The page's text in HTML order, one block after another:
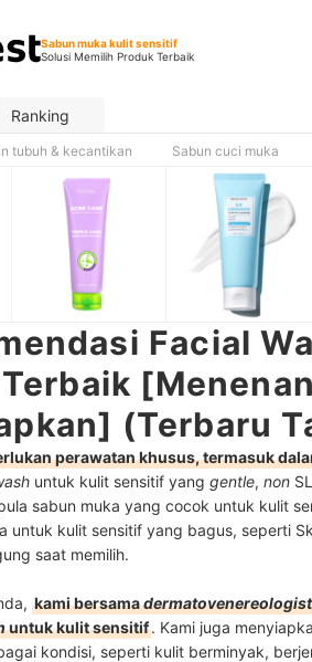
Sabun muka kulit sensitif
Solusi Memilih Produk Terbaik
Ranking
tubuh & kecantikan Sabun cuci muka
Facial
(Terbaru
perawatan khusus, termasuk
untuk kulit sensitif yang gentle, non
sabun muka yang cocok untuk kulit
untuk kulit sensitif yang bagus, seperti
saat memilih.
kami bersamadermatovenereologist
untuk kulit sensitif. Kami juga
kondisi, seperti kulit berminyak,